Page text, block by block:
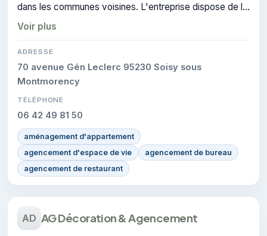
dans les communes voisines. L'entreprise dispose de la
certification RGE.
Voir plus
ADRESSE
70 avenue Gén Leclerc 95230 Soisy sous
Montmorency
TÉLÉPHONE
06 42 49 81 50
aménagement d'appartement
agencement d'espace de vie
agencement de bureau
agencement de restaurant
AD AG Décoration & Agencement